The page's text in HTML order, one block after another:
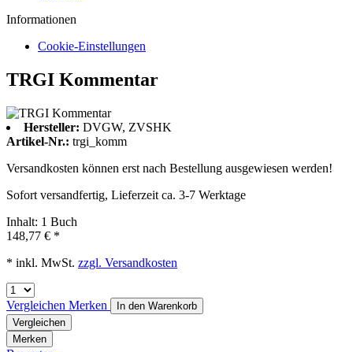
Informationen
Cookie-Einstellungen
TRGI Kommentar
Hersteller: DVGW, ZVSHK
Artikel-Nr.: trgi_komm
Versandkosten können erst nach Bestellung ausgewiesen werden!
Sofort versandfertig, Lieferzeit ca. 3-7 Werktage
Inhalt: 1 Buch
148,77 € *
* inkl. MwSt. zzgl. Versandkosten
Vergleichen Merken In den Warenkorb
Vergleichen
Merken